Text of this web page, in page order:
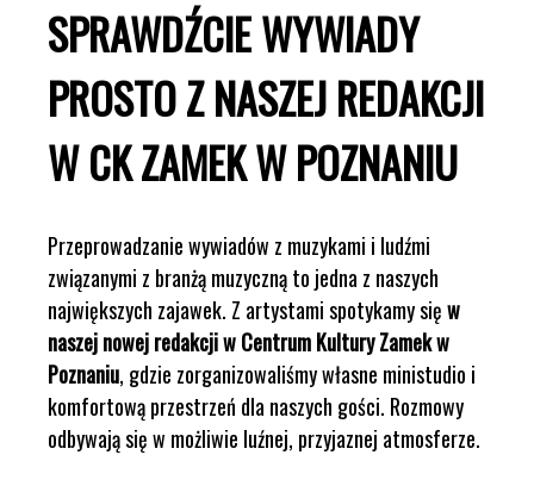
SPRAWDŹCIE WYWIADY
PROSTO Z NASZEJ REDAKCJI
W CK ZAMEK W POZNANIU
Przeprowadzanie wywiadów z muzykami i ludźmi
związanymi z branżą muzyczną to jedna z naszych
największych zajawek. Z artystami spotykamy sięw
naszej nowej redakcji w Centrum Kultury Zamek w
Poznaniu, gdzie zorganizowaliśmy własne ministudio i
komfortową przestrzeń dla naszych gości. Rozmowy
odbywają się w możliwie luźnej, przyjaznej atmosferze.